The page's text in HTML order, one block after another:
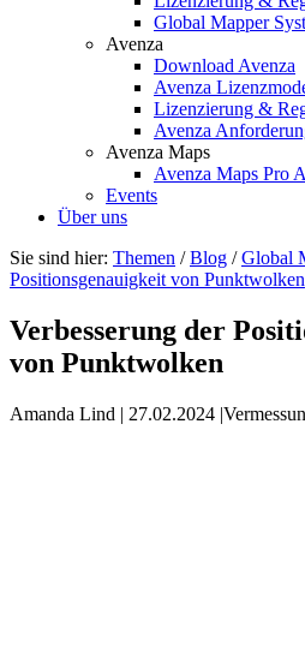
Global Mapper
Avenza
Download Avenza
Avenza
Lizenzierung &
Avenza
Avenza Maps
Avenza Maps Pro
Events
Über uns
Sie sind hier: Themen /Blog /Global
Positionsgenauigkeit von Punktwolken
Verbesserung der
von Punktwolken
Amanda Lind | 27.02.2024 |